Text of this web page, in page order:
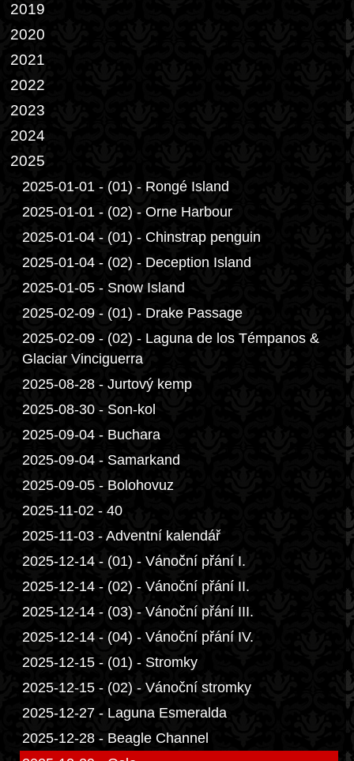
2019
2020
2021
2022
2023
2024
2025
2025-01-01 - (01) - Rongé Island
2025-01-01 - (02) - Orne Harbour
2025-01-04 - (01) - Chinstrap penguin
2025-01-04 - (02) - Deception Island
2025-01-05 - Snow Island
2025-02-09 - (01) - Drake Passage
2025-02-09 - (02) - Laguna de los Témpanos &
Glaciar Vinciguerra
2025-08-28 - Jurtový kemp
2025-08-30 - Son-kol
2025-09-04 - Buchara
2025-09-04 - Samarkand
2025-09-05 - Bolohovuz
2025-11-02 - 40
2025-11-03 - Adventní kalendář
2025-12-14 - (01) - Vánoční přání I.
2025-12-14 - (02) - Vánoční přání II.
2025-12-14 - (03) - Vánoční přání III.
2025-12-14 - (04) - Vánoční přání IV.
2025-12-15 - (01) - Stromky
2025-12-15 - (02) - Vánoční stromky
2025-12-27 - Laguna Esmeralda
2025-12-28 - Beagle Channel